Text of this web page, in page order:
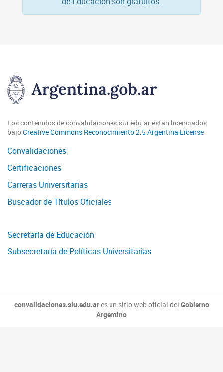
Los contenidos de convalidaciones.siu.edu.ar están licenciados
bajoCreative Commons Reconocimiento 2.5 Argentina License
Convalidaciones
Certificaciones
Carreras Universitarias
Buscador de Títulos Oficiales
Secretaría de Educación
Subsecretaría de Políticas Universitarias
convalidaciones.siu.edu.ares un sitio web oficial del Gobierno
Argentino